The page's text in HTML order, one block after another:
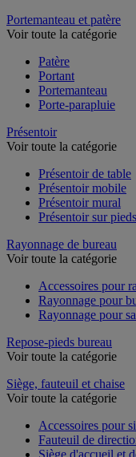
Portemanteau et patère
Voir toute la catégorie
Patère
Portant
Portemanteau
Porte-parapluie
Présentoir
Voir toute la catégorie
Présentoir de table
Présentoir mobile
Présentoir mural
Présentoir sur pieds
Rayonnage de bureau
Voir toute la catégorie
Accessoires pour
Rayonnage pour
Rayonnage pour
Repose-pieds bureau
Voir toute la catégorie
Siège, fauteuil et chaise
Voir toute la catégorie
Accessoires pour
Fauteuil de
Siège d'accueil et